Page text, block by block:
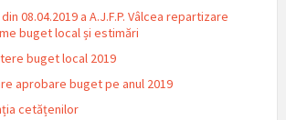
08.04.2019 a A.J.F.P. Vâlcea repartizare
buget local și estimări
buget local 2019
aprobare buget pe anul 2019
cetățenilor